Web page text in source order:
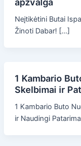
Neįtikėtini Butai
Žinoti Dabar! […]
1 Kambario
Skelbimai ir
1 Kambario Buto
ir Naudingi